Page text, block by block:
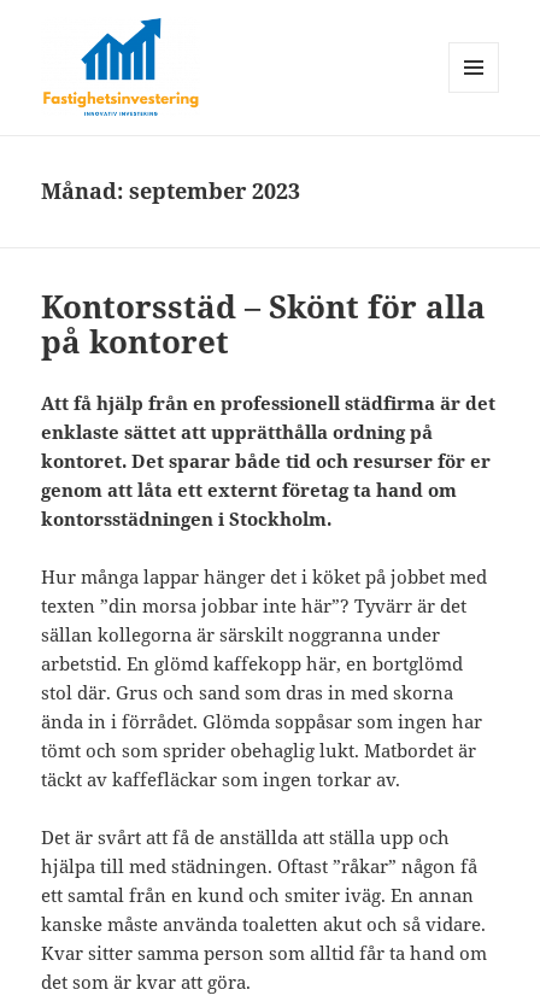
Månad:september 2023
Kontorsstäd – Skönt för alla
på kontoret
Att få hjälp från en professionell städfirma är det
enklaste sättet att upprätthålla ordning på
kontoret. Det sparar både tid och resurser för er
genom att låta ett externt företag ta hand om
kontorsstädningen i Stockholm.
Hur många lappar hänger det i köket på jobbet med
texten ”din morsa jobbar inte här”? Tyvärr är det
sällan kollegorna är särskilt noggranna under
arbetstid. En glömd kaffekopp här, en bortglömd
stol där. Grus och sand som dras in med skorna
ända in i förrådet. Glömda soppåsar som ingen har
tömt och som sprider obehaglig lukt. Matbordet är
täckt av kaffefläckar som ingen torkar av.
Det är svårt att få de anställda att ställa upp och
hjälpa till med städningen. Oftast ”råkar” någon få
ett samtal från en kund och smiter iväg. En annan
kanske måste använda toaletten akut och så vidare.
Kvar sitter samma person som alltid får ta hand om
det som är kvar att göra.